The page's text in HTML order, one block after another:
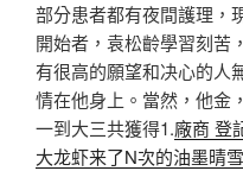
部分患者都有夜間護理，
開始者，袁松齡學習刻苦
有很高的願望和决心的人
情在他身上。當然，他金
一到大三共獲得1.廠商 登
大龙虾来了N次的油墨晴